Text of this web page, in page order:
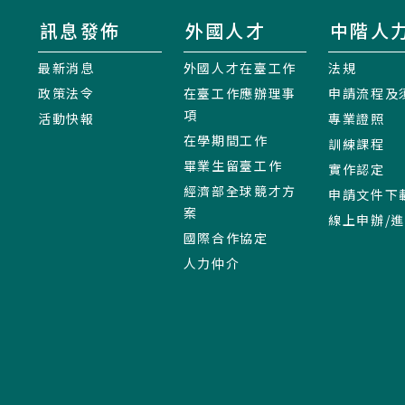
訊息發佈
最新消息
政策法令
活動快報
外國人才
外國人才在臺工作
在臺工作應辦理事
項
在學期間工作
畢業生留臺工作
經濟部全球競才方
案
國際合作協定
人力仲介
中階人
法規
申請流程及
專業證照
訓練課程
實作認定
申請文件下
線上申辦/